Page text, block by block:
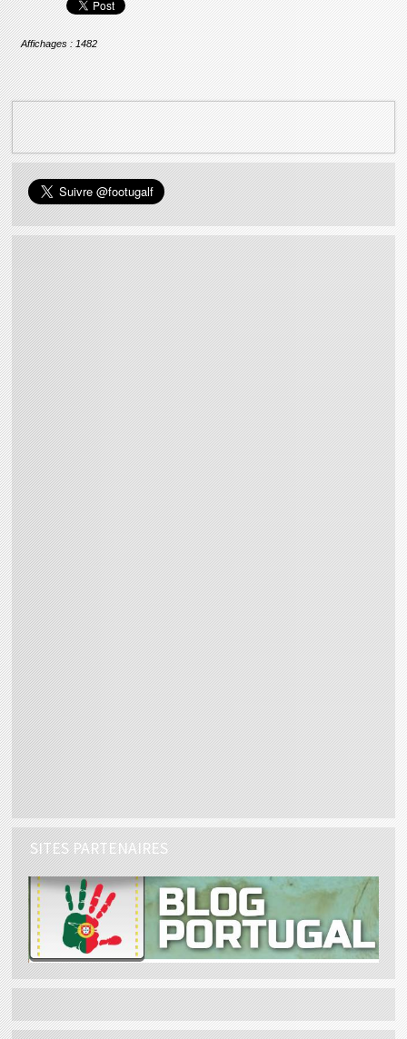
Affichages : 1482
SITES PARTENAIRES